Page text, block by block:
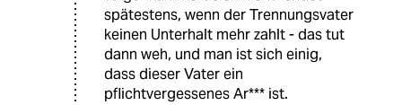
spätestens, wenn der Trennungsvater
keinen Unterhalt mehr zahlt - das tut
dann weh, und man ist sich einig,
dass dieser Vater ein
pflichtvergessenes Ar*** ist.